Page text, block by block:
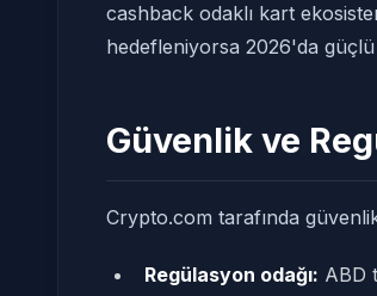
cashback odaklı kart
hedefleniyorsa 2026'da
Güvenlik ve
Crypto.com tarafında
Regülasyon odağı: ABD